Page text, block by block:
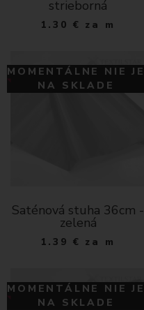
strieborná
1.30 € za m
MOMENTÁLNE NIE JE
NA SKLADE
Saténová stuha 36cm -
zelená
1.39 € za m
MOMENTÁLNE NIE JE
NA SKLADE